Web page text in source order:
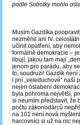
podle Sobotky mohlo
Musím Gazdíka
nezměnil ani IV.
učinit opatření, aby
formálně demokracie –
libují, jakou tam mají
jenom pro parádu, aby
to, soudruzi! Gazdík není
i jiní „veleduchové“ naší
nejen oslabení
byla pohroma největší,
si neumím představit, že
počtu zákonodárců
na 101 není nová
harcovníci si už na nic